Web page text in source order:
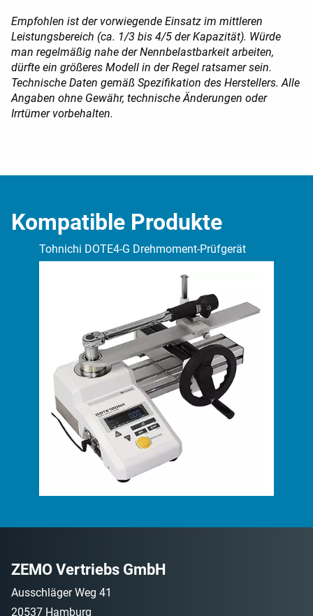
Empfohlen ist der vorwiegende Einsatz im mittleren
Leistungsbereich (ca. 1/3 bis 4/5 der Kapazität). Würde
man regelmäßig nahe der Nennbelastbarkeit arbeiten,
dürfte ein größeres Modell in der Regel ratsamer sein.
Technische Daten gemäß Spezifikation des Herstellers.Alle
Angaben ohne Gewähr, technische Änderungen oder
Irrtümer vorbehalten.
Kompatible Produkte
Tohnichi DOTE4-G Drehmoment-Prüfgerät
ZEMO Vertriebs GmbH
Ausschläger Weg 41
20537 Hamburg